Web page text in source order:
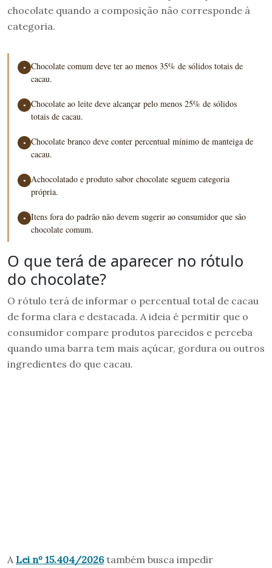
chocolate quando a composição não corresponde à
categoria.
●
Chocolate comum deve ter ao menos 35% de sólidos totais de
cacau.
●
Chocolate ao leite deve alcançar pelo menos 25% de sólidos
totais de cacau.
●
Chocolate branco deve conter percentual mínimo de manteiga de
cacau.
●
Achocolatado e produto sabor chocolate seguem categoria
própria.
●
Itens fora do padrão não devem sugerir ao consumidor que são
chocolate comum.
O que terá de aparecer no rótulo
do chocolate?
O rótulo terá de informar o percentual total de cacau
de forma clara e destacada. A ideia é permitir que o
consumidor compare produtos parecidos e perceba
quando uma barra tem mais açúcar, gordura ou outros
ingredientes do que cacau.
A Lei nº 15.404/2026também busca impedir